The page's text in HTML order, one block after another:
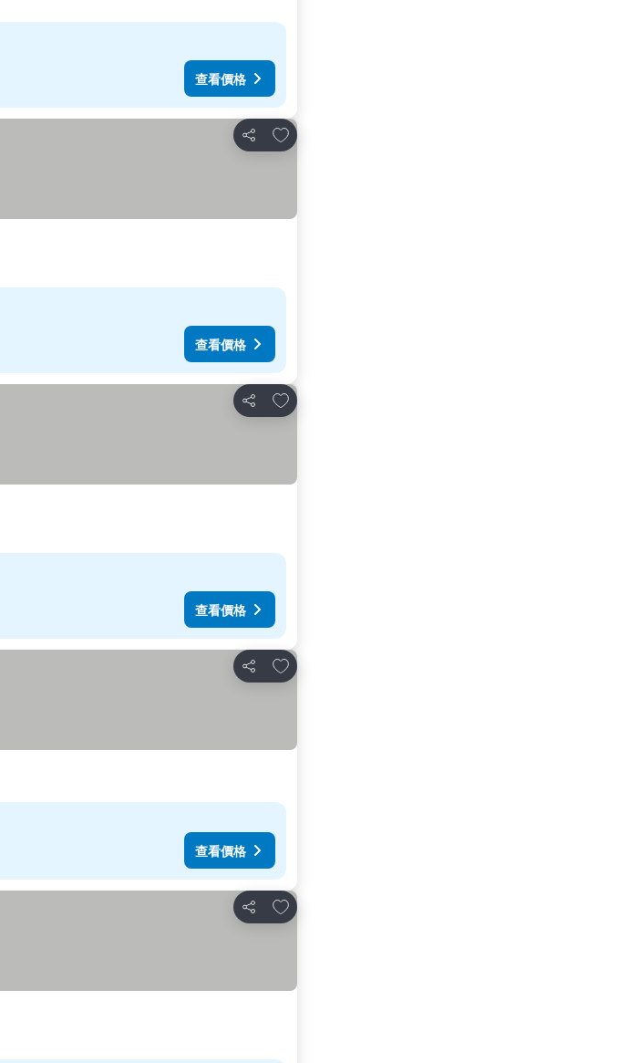
查看價格
分享
加入我的最愛
查看價格
分享
加入我的最愛
查看價格
分享
加入我的最愛
查看價格
分享
加入我的最愛